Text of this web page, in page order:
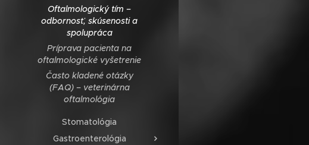
Oftalmologický tím –
odbornosť, skúsenosti a
spolupráca
Príprava pacienta na
oftalmologické vyšetrenie
Často kladené otázky
(FAQ) – veterinárna
oftalmológia
Stomatológia
Gastroenterológia